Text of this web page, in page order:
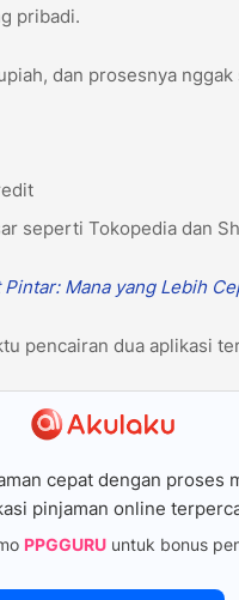
pribadi.
dan prosesnya nggak
seperti Tokopedia dan
Mana yang Lebih
pencairan dua aplikasi
cepat dengan proses
pinjaman online
PPGGURU untuk bonus